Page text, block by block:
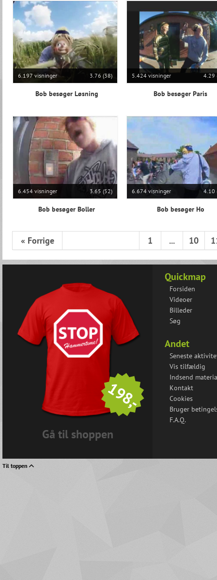
6.197 visninger 3.76 (38)
Bob besøger Løsning
5.424 visninger 4.29
Bob besøger Paris
6.454 visninger 3.65 (52)
Bob besøger Boller
6.674 visninger 4.10
Bob besøger Ho
« Forrige 1 ... 10
198,-
Gå til shoppen
Quickmap
Forsiden
Videoer
Billeder
Søg
Andet
Seneste
Vis tilfældig
Indsend
Kontakt
Cookies
Bruger
F.A.Q.
Til toppen